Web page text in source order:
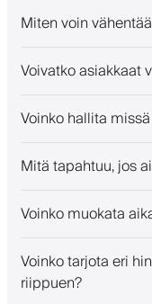
Miten voin
Voivatko asiakkaat
Voinko hallita
Mitä tapahtuu, jos
Voinko muokata
Voinko tarjota eri
riippuen?